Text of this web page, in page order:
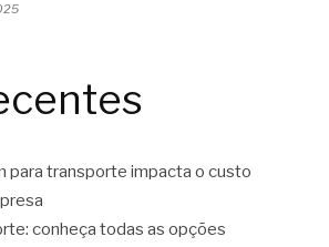
para transporte impacta o custo
conheça todas as opções